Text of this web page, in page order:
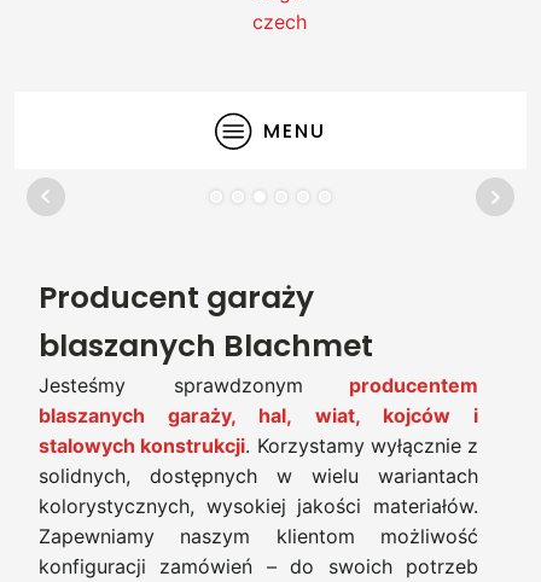
MENU
Producent garaży
blaszanych Blachmet
Jesteśmy sprawdzonym producentem
blaszanych garaży, hal, wiat, kojców i
stalowych konstrukcji. Korzystamy wyłącznie z
solidnych, dostępnych w wielu wariantach
kolorystycznych, wysokiej jakości materiałów.
Zapewniamy naszym klientom możliwość
konfiguracji zamówień – do swoich potrzeb